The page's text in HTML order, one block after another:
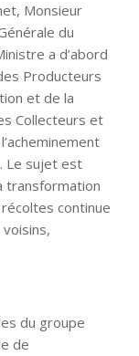
Monsieur
du
a d’abord
Producteurs
et de la
Collecteurs et
Le sujet est
transformation
continue
du groupe
de